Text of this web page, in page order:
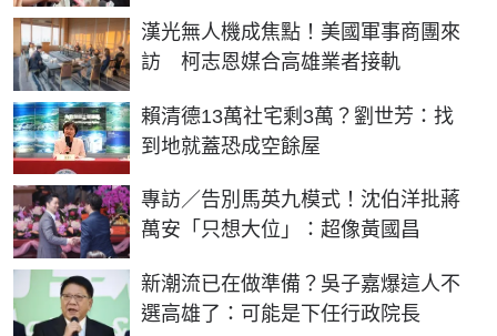
漢光無人機成焦點！美國軍事商團來
訪 柯志恩媒合高雄業者接軌
賴清德13萬社宅剩3萬？劉世芳：找
到地就蓋恐成空餘屋
專訪／告別馬英九模式！沈伯洋批蔣
萬安「只想大位」：超像黃國昌
新潮流已在做準備？吳子嘉爆這人不
選高雄了：可能是下任行政院長